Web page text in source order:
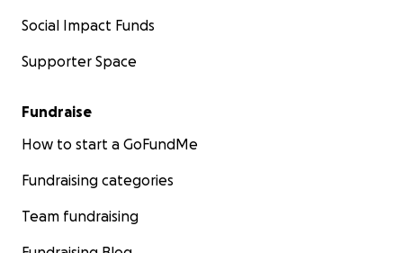
Social Impact Funds
Supporter Space
Fundraise
How to start a GoFundMe
Fundraising categories
Team fundraising